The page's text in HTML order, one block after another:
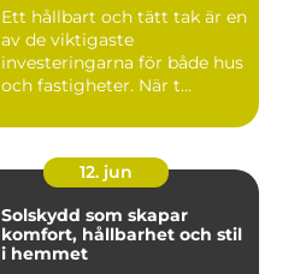
Ett hållbart och tätt tak är en
av de viktigaste
investeringarna för både hus
och fastigheter. När t...
12. jun
Solskydd som skapar
komfort, hållbarhet och stil
i hemmet